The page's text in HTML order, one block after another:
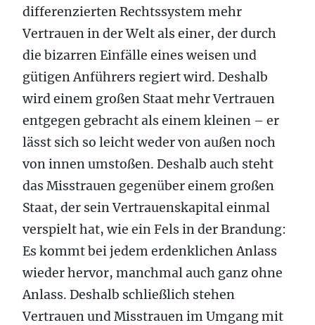
differenzierten Rechtssystem mehr
Vertrauen in der Welt als einer, der durch
die bizarren Einfälle eines weisen und
gütigen Anführers regiert wird. Deshalb
wird einem großen Staat mehr Vertrauen
entgegen gebracht als einem kleinen – er
lässt sich so leicht weder von außen noch
von innen umstoßen. Deshalb auch steht
das Misstrauen gegenüber einem großen
Staat, der sein Vertrauenskapital einmal
verspielt hat, wie ein Fels in der Brandung:
Es kommt bei jedem erdenklichen Anlass
wieder hervor, manchmal auch ganz ohne
Anlass. Deshalb schließlich stehen
Vertrauen und Misstrauen im Umgang mit